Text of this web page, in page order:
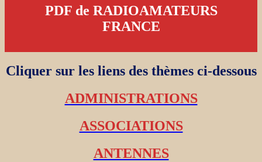
PDF de RADIOAMATEURS
FRANCE
Cliquer sur les liens des thèmes ci-dessous
ADMINISTRATIONS
ASSOCIATIONS
ANTENNES